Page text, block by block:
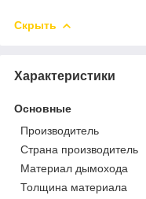
Скрыть
Характеристики
Основные
Производитель
Страна производитель
Материал дымохода
Толщина материала